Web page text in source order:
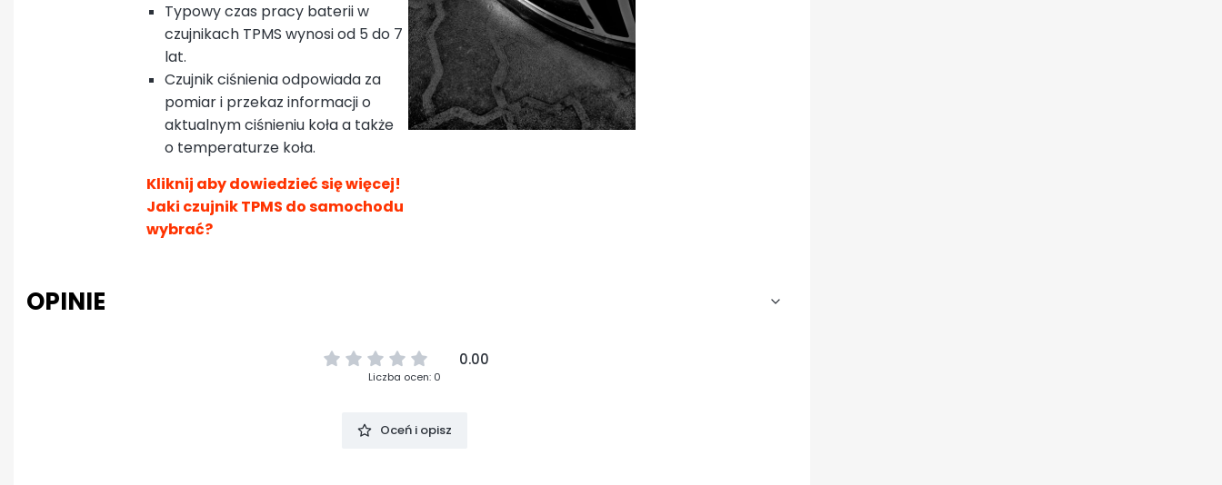
Typowy czas pracy baterii w
czujnikach TPMS wynosi od 5 do 7
lat.
Czujnik ciśnienia odpowiada za
pomiar i przekaz informacji o
aktualnym ciśnieniu koła a także
o temperaturze koła.
Kliknij aby dowiedzieć się więcej!
Jaki czujnik TPMS do samochodu
wybrać?
OPINIE
0.00
Liczba ocen: 0
Oceń i opisz